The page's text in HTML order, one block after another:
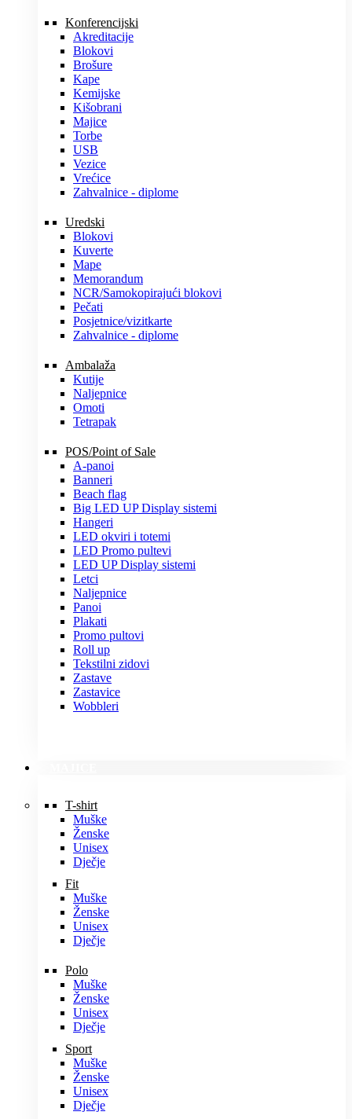
Konferencijski
Akreditacije
Blokovi
Brošure
Kape
Kemijske
Kišobrani
Majice
Torbe
USB
Vezice
Vrećice
Zahvalnice - diplome
Uredski
Blokovi
Kuverte
Mape
Memorandum
NCR/Samokopirajući blokovi
Pečati
Posjetnice/vizitkarte
Zahvalnice - diplome
Ambalaža
Kutije
Naljepnice
Omoti
Tetrapak
POS/Point of Sale
A-panoi
Banneri
Beach flag
Big LED UP Display sistemi
Hangeri
LED okviri i totemi
LED Promo pultevi
LED UP Display sistemi
Letci
Naljepnice
Panoi
Plakati
Promo pultovi
Roll up
Tekstilni zidovi
Zastave
Zastavice
Wobbleri
T-shirt
Muške
Ženske
Unisex
Dječje
Fit
Muške
Ženske
Unisex
Dječje
Polo
Muške
Ženske
Unisex
Dječje
Sport
Muške
Ženske
Unisex
Dječje